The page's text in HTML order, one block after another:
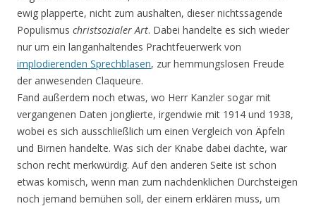
ewig plapperte, nicht zum aushalten, dieser nichtssagende
Populismus christsozialer Art. Dabei handelte es sich wieder
nur um ein langanhaltendes Prachtfeuerwerk von
implodierenden Sprechblasen, zur hemmungslosen Freude
der anwesenden Claqueure.
Fand außerdem noch etwas, wo Herr Kanzler sogar mit
vergangenen Daten jonglierte, irgendwie mit 1914 und 1938,
wobei es sich ausschließlich um einen Vergleich von Äpfeln
und Birnen handelte. Was sich der Knabe dabei dachte, war
schon recht merkwürdig. Auf den anderen Seite ist schon
etwas komisch, wenn man zum nachdenklichen Durchsteigen
noch jemand bemühen soll, der einem erklären muss, um